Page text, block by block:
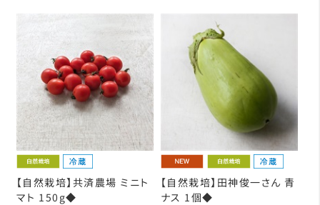
【自然栽培】共済農場 ミニト
マト 150g◆
【自然栽培】田神俊一さん 青
ナス 1個◆